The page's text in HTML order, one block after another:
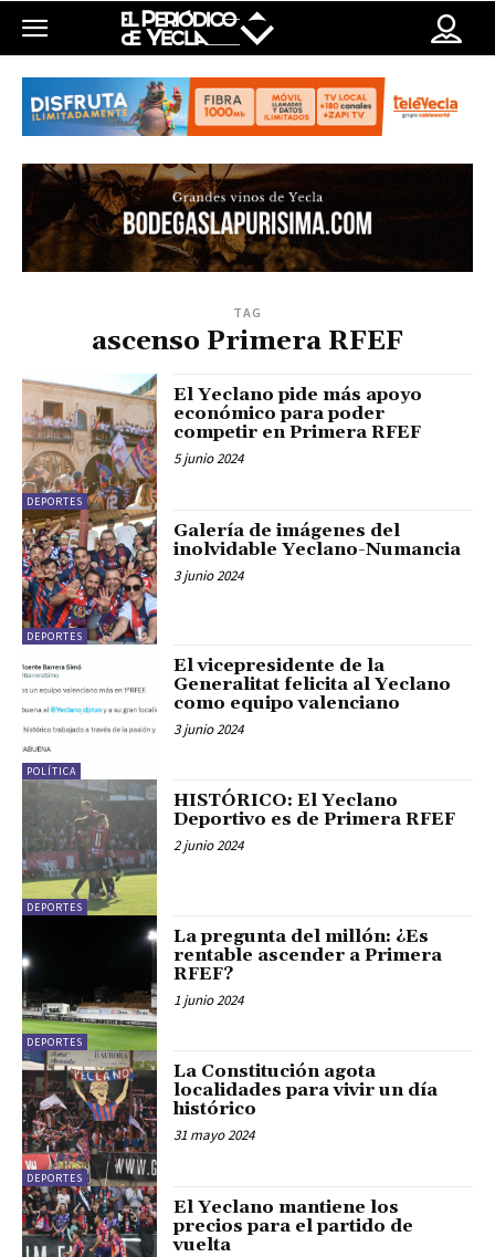
TAG
ascenso Primera RFEF
DEPORTES
El Yeclano pide más apoyo
económico para poder
competir en Primera RFEF
5 junio 2024
DEPORTES
Galería de imágenes del
inolvidable Yeclano-Numancia
3 junio 2024
POLÍTICA
El vicepresidente de la
Generalitat felicita al Yeclano
como equipo valenciano
3 junio 2024
DEPORTES
HISTÓRICO: El Yeclano
Deportivo es de Primera RFEF
2 junio 2024
DEPORTES
La pregunta del millón: ¿Es
rentable ascender a Primera
RFEF?
1 junio 2024
DEPORTES
La Constitución agota
localidades para vivir un día
histórico
31 mayo 2024
El Yeclano mantiene los
precios para el partido de
vuelta